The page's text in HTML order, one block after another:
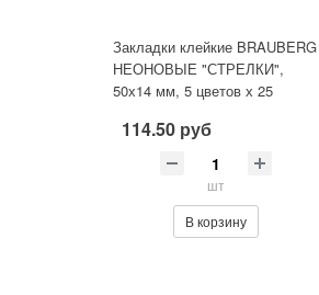
Закладки клейкие BRAUBERG
НЕОНОВЫЕ "СТРЕЛКИ",
50х14 мм, 5 цветов х 25
114.50 руб
шт
В корзину